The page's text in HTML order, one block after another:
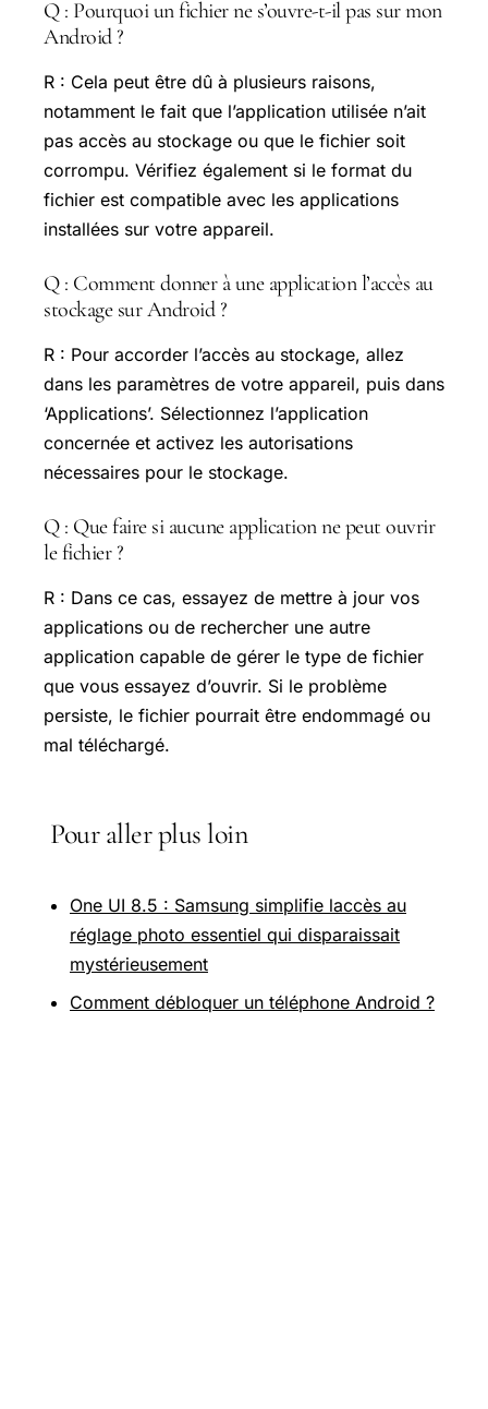
Q : Pourquoi un fichier ne s’ouvre-t-il pas sur mon
Android ?
R : Cela peut être dû à plusieurs raisons,
notamment le fait que l’application utilisée n’ait
pas accès au stockage ou que le fichier soit
corrompu. Vérifiez également si le format du
fichier est compatible avec les applications
installées sur votre appareil.
Q : Comment donner à une application l’accès au
stockage sur Android ?
R : Pour accorder l’accès au stockage, allez
dans les paramètres de votre appareil, puis dans
‘Applications’. Sélectionnez l’application
concernée et activez les autorisations
nécessaires pour le stockage.
Q : Que faire si aucune application ne peut ouvrir
le fichier ?
R : Dans ce cas, essayez de mettre à jour vos
applications ou de rechercher une autre
application capable de gérer le type de fichier
que vous essayez d’ouvrir. Si le problème
persiste, le fichier pourrait être endommagé ou
mal téléchargé.
Pour aller plus loin
One UI 8.5 : Samsung simplifie laccès au
réglage photo essentiel qui disparaissait
mystérieusement
Comment débloquer un téléphone Android ?